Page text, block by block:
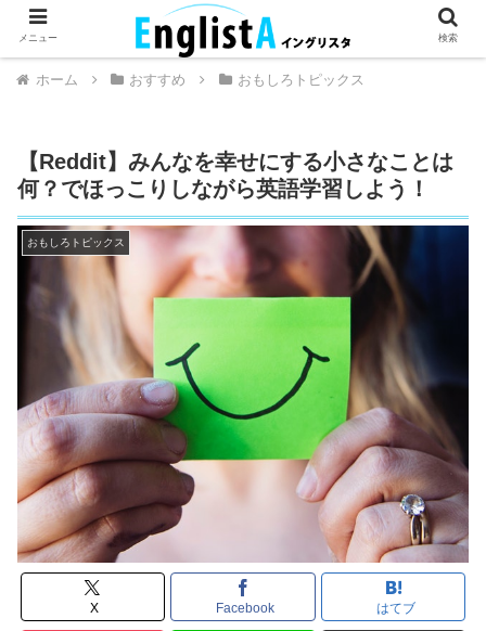
英語が話せるとちょっとハッピー。
ホーム おすすめ おもしろトピックス
【Reddit】みんなを幸せにする小さなことは
何？でほっこりしながら英語学習しよう！
おもしろトピックス
X Facebook はてブ
メニュー 検索